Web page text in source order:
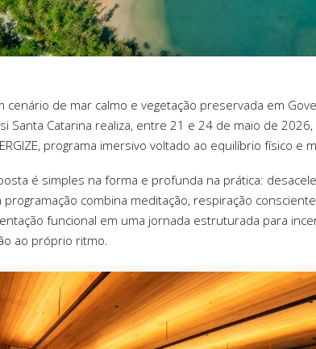
cenário de mar calmo e vegetação preservada em
Santa Catarina realiza, entre 21 e 24 de maio de
programa imersivo voltado ao equilíbrio físico e
é simples na forma e profunda na prática:
programação combina meditação, respiração
funcional em uma jornada estruturada para
ao próprio ritmo.